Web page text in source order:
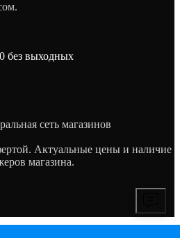
без выходных
сеть магазинов
Актуальные цены и наличие
магазина.